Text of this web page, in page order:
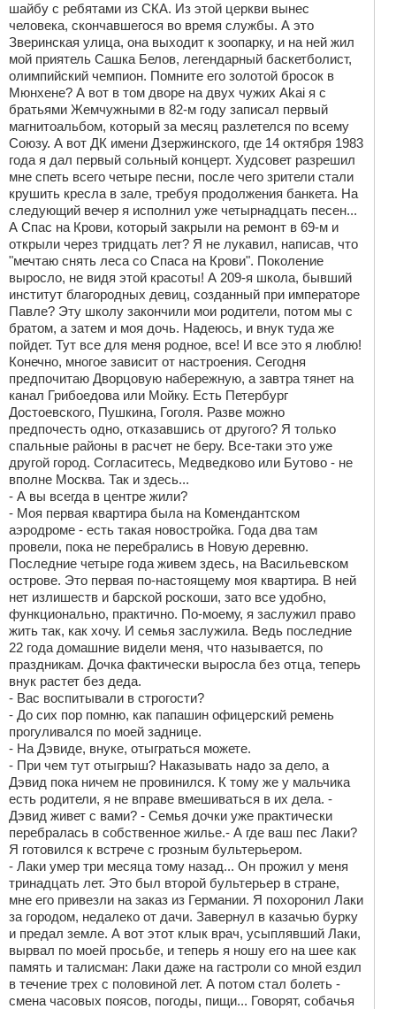
шайбу с ребятами из СКА. Из этой церкви вынес
человека, скончавшегося во время службы. А это
Зверинская улица, она выходит к зоопарку, и на ней жил
мой приятель Сашка Белов, легендарный баскетболист,
олимпийский чемпион. Помните его золотой бросок в
Мюнхене? А вот в том дворе на двух чужих Akai я с
братьями Жемчужными в 82-м году записал первый
магнитоальбом, который за месяц разлетелся по всему
Союзу. А вот ДК имени Дзержинского, где 14 октября 1983
года я дал первый сольный концерт. Худсовет разрешил
мне спеть всего четыре песни, после чего зрители стали
крушить кресла в зале, требуя продолжения банкета. На
следующий вечер я исполнил уже четырнадцать песен...
А Спас на Крови, который закрыли на ремонт в 69-м и
открыли через тридцать лет? Я не лукавил, написав, что
"мечтаю снять леса со Спаса на Крови". Поколение
выросло, не видя этой красоты! А 209-я школа, бывший
институт благородных девиц, созданный при императоре
Павле? Эту школу закончили мои родители, потом мы с
братом, а затем и моя дочь. Надеюсь, и внук туда же
пойдет. Тут все для меня родное, все! И все это я люблю!
Конечно, многое зависит от настроения. Сегодня
предпочитаю Дворцовую набережную, а завтра тянет на
канал Грибоедова или Мойку. Есть Петербург
Достоевского, Пушкина, Гоголя. Разве можно
предпочесть одно, отказавшись от другого? Я только
спальные районы в расчет не беру. Все-таки это уже
другой город. Согласитесь, Медведково или Бутово - не
вполне Москва. Так и здесь...
- А вы всегда в центре жили?
- Моя первая квартира была на Комендантском
аэродроме - есть такая новостройка. Года два там
провели, пока не перебрались в Новую деревню.
Последние четыре года живем здесь, на Васильевском
острове. Это первая по-настоящему моя квартира. В ней
нет излишеств и барской роскоши, зато все удобно,
функционально, практично. По-моему, я заслужил право
жить так, как хочу. И семья заслужила. Ведь последние
22 года домашние видели меня, что называется, по
праздникам. Дочка фактически выросла без отца, теперь
внук растет без деда.
- Вас воспитывали в строгости?
- До сих пор помню, как папашин офицерский ремень
прогуливался по моей заднице.
- На Дэвиде, внуке, отыграться можете.
- При чем тут отыгрыш? Наказывать надо за дело, а
Дэвид пока ничем не провинился. К тому же у мальчика
есть родители, я не вправе вмешиваться в их дела. -
Дэвид живет с вами? - Семья дочки уже практически
перебралась в собственное жилье.- А где ваш пес Лаки?
Я готовился к встрече с грозным бультерьером.
- Лаки умер три месяца тому назад... Он прожил у меня
тринадцать лет. Это был второй бультерьер в стране,
мне его привезли на заказ из Германии. Я похоронил Лаки
за городом, недалеко от дачи. Завернул в казачью бурку
и предал земле. А вот этот клык врач, усыплявший Лаки,
вырвал по моей просьбе, и теперь я ношу его на шее как
память и талисман: Лаки даже на гастроли со мной ездил
в течение трех с половиной лет. А потом стал болеть -
смена часовых поясов, погоды, пищи... Говорят, собачья